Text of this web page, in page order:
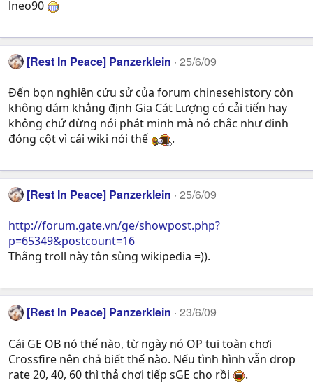
lneo90
[Rest In Peace] Panzerklein 25/6/09
Đến bọn nghiên cứu sử của forum chinesehistory còn
không dám khẳng định Gia Cát Lượng có cải tiến hay
không chứ đừng nói phát minh mà nó chắc như đinh
đóng cột vì cái wiki nói thế
.
[Rest In Peace] Panzerklein 25/6/09
http://forum.gate.vn/ge/showpost.php?
p=65349&postcount=16
Thằng troll này tôn sùng wikipedia =)).
[Rest In Peace] Panzerklein 23/6/09
Cái GE OB nó thế nào, từ ngày nó OP tui toàn chơi
Crossfire nên chả biết thế nào. Nếu tình hình vẫn drop
rate 20, 40, 60 thì thả chơi tiếp sGE cho rồi
.